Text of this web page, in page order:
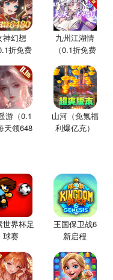
神幻想
折免费
九州江湖情
（0.1折免费
游（0.1
天领648
山河（免氪福
利爆亿充）
世界杯足
球赛
王国保卫战6
新启程